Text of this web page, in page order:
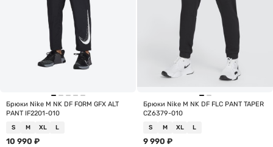
Брюки Nike M NK DF FORM GFX ALT
PANT IF2201-010
S M XL L
10 990 ₽
Брюки Nike M NK DF FLC PANT TAPER
CZ6379-010
S M XL L
9 990 ₽